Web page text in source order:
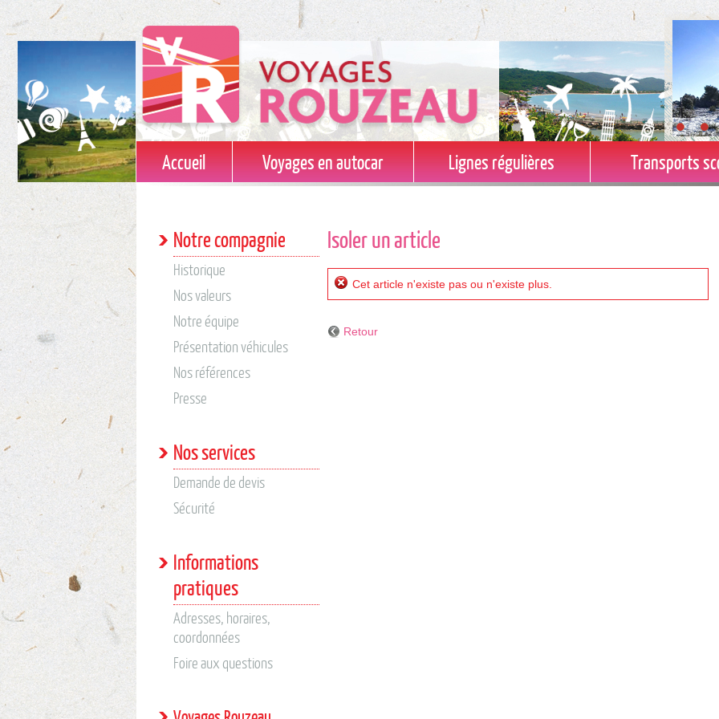
1 2 3
Accueil Voyages en autocar Lignes régulières Transports
Notre compagnie
Historique
Nos valeurs
Notre équipe
Présentation véhicules
Nos références
Presse
Nos services
Demande de devis
Sécurité
Informations
pratiques
Adresses, horaires,
coordonnées
Foire aux questions
Isoler un article
Cet article n'existe pas ou n'existe plus.
Retour